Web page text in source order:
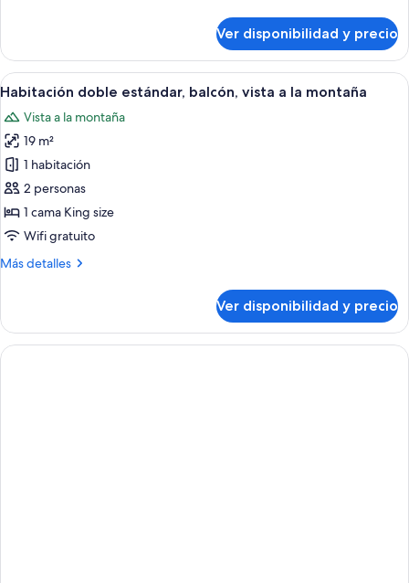
Forest
view
Double
Room,
Balcony,
view
Ver disponibilidad y precio
Ver
todas
las
fotos
de
Habitación
doble
estándar,
balcón,
vista
montaña
Habitación de hotel con cama,
8
Habitación doble estándar, balcón, vista a la montaña
Vista a la montaña
19 m²
1 habitación
2 personas
1 cama King size
Wifi gratuito
Más detalles
Más
doble
estándar,
balcón,
Ver disponibilidad y precio